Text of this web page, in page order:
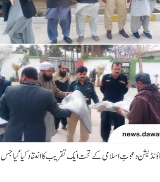
دعوتِ اسلامی کے تحت ایک تقریب کا انعقاد کیا گیا جس